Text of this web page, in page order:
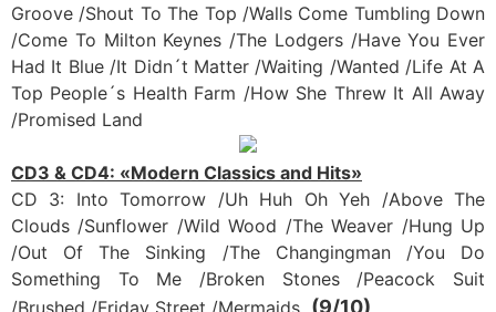
Groove /Shout To The Top /Walls Come Tumbling Down
/Come To Milton Keynes /The Lodgers /Have You Ever
Had It Blue /It Didn´t Matter /Waiting /Wanted /Life At A
Top People´s Health Farm /How She Threw It All Away
/Promised Land
CD3 & CD4: «Modern Classics and Hits»
CD 3: Into Tomorrow /Uh Huh Oh Yeh /Above The
Clouds /Sunflower /Wild Wood /The Weaver /Hung Up
/Out Of The Sinking /The Changingman /You Do
Something To Me /Broken Stones /Peacock Suit
/Brushed /Friday Street /Mermaids (9/10)